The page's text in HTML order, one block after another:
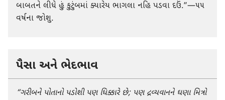
બાબતને લીધે હું કુટુંબમાં ક્યારેય ભાગલા નહિ પડવા દઉં.”—૫૫
વર્ષના જોશુ.
પૈસા અને ભેદભાવ
“ગરીબને પોતાનો પડોશી પણ ધિક્કારે છે; પણ દ્રવ્યવાનને ઘણા મિત્રો